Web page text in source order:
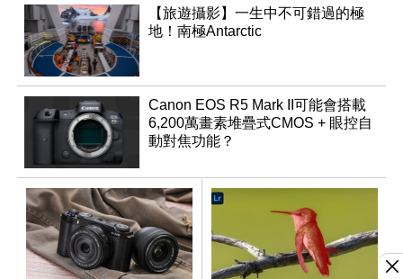
【旅遊攝影】一生中不可錯過的極
地！南極Antarctic
Canon EOS R5 Mark II可能會搭載
6,200萬畫素堆疊式CMOS + 眼控自
動對焦功能？